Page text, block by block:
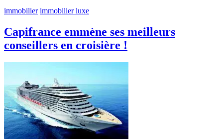
immobilier immobilier luxe
Capifrance emmène ses meilleurs
conseillers en croisière !